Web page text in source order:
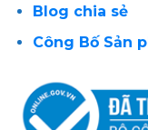
Blog chia sẻ
Công Bố Sản